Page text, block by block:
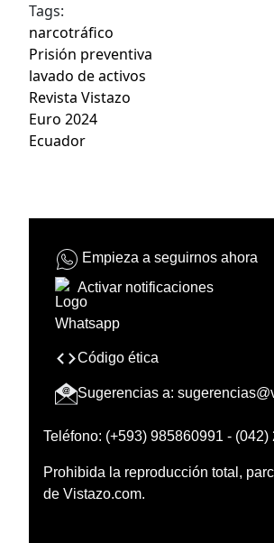
Tags:
narcotráfico
Prisión preventiva
lavado de activos
Revista Vistazo
Euro 2024
Ecuador
Empieza a seguirnos ahora
Activar notificaciones
Código ética
Sugerencias a:
Teléfono: (+593) 985860991 -
Prohibida la reproducción total,
de Vistazo.com.